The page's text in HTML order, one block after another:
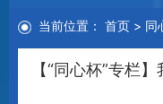
当前位置： 首页 > 同
【“同心杯”专栏